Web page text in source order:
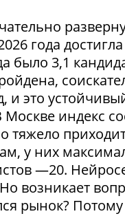
года
было 3,1
и это
индекс
тяжело
у них
—20.
возникает
рынок?